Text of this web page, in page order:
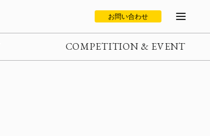
お問い合わせ
COMPETITION & EVENT